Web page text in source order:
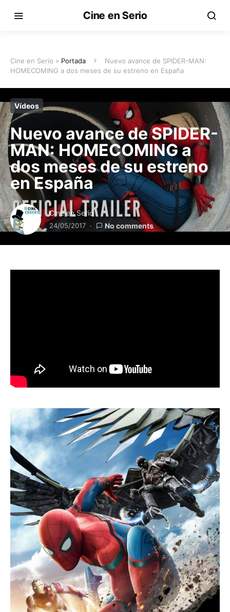
Cine en Serio
Cine en Serio » Portada
Nuevo avance de SPIDER-MAN:
HOMECOMING a dos meses de su estreno en España
Vídeos
Nuevo avance de SPIDER-
MAN: HOMECOMING a
dos meses de su estreno
en España
Cine en Serio
24/05/2017 No comments